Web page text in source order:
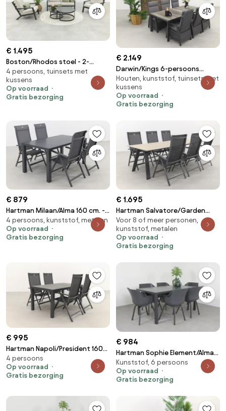
€ 1.495
Boston/Rhodos stoel - 2-
zitsbank loungeset - 5-delig
4 persoons, tuinsets met
kussens
Op voorraad
Gratis bezorging
€ 2.149
Darwin/Kings 6-persoons
wicker verstelbare tuinset
220x100 cm. -
Antraciet/Houtlook
Houten, kunststof, tuinsets met
kussens
Op voorraad
Gratis bezorging
€ 879
Hartman Milaan/Alma 160 cm. -
verstelbare tuinset - 5-delig
4 persoons, kunststof, metalen
Op voorraad
Gratis bezorging
€ 1.695
Hartman Salvatore/Garden
Impressions Nevada 240x100
cm. tuinset - verstelbaar
Voor 8 of meer personen,
kunststof, metalen
Op voorraad
Gratis bezorging
€ 995
Hartman Napoli/President 160
cm. verstelbare tuinset - 5-
delig
4 persoons
Op voorraad
Gratis bezorging
€ 984
Hartman Sophie Element/Alma
160 cm. tuinset – 7-delig
Kunststof, 6 persoons
Op voorraad
Gratis bezorging